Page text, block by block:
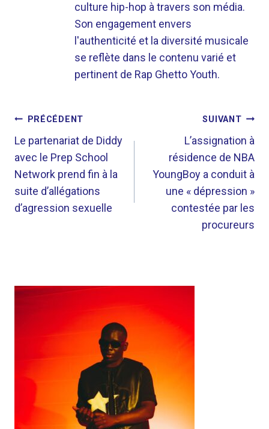
culture hip-hop à travers son média.
Son engagement envers
l'authenticité et la diversité musicale
se reflète dans le contenu varié et
pertinent de Rap Ghetto Youth.
NAVIGATION
DE
L’ARTICLE
PRÉCÉDENT
Le partenariat de Diddy
avec le Prep School
Network prend fin à la
suite d’allégations
d’agression sexuelle
SUIVANT
L’assignation à
résidence de NBA
YoungBoy a conduit à
une « dépression »
contestée par les
procureurs